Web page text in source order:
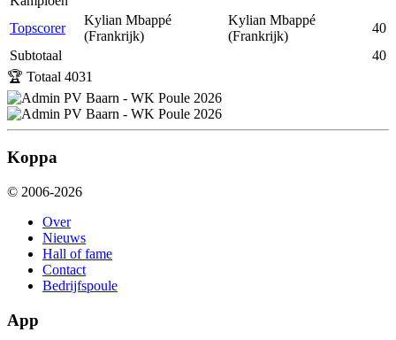
Topscorer
Kylian Mbappé
(Frankrijk)
Kylian Mbappé
(Frankrijk)
40
Subtotaal
40
🏆 Totaal 4031
Koppa
© 2006-2026
Over
Nieuws
Hall of fame
Contact
Bedrijfspoule
App